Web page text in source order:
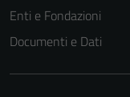
Enti e Fondazioni
Documenti e Dati